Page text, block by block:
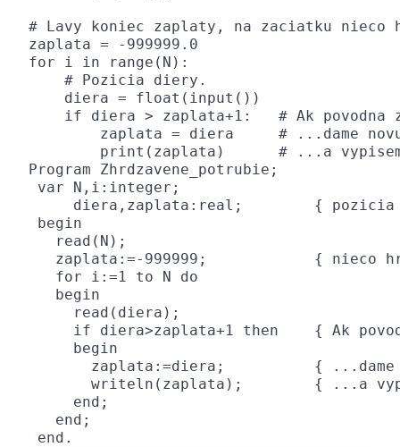
# Lavy koniec zaplaty, na zaciatku nieco
zaplata = -999999.0
for i in range(N):
    # Pozicia diery.
    diera = float(input())
if diera > zaplata+1:   # Ak povodna
zaplata = diera     # ...dame
print(zaplata)      # ...a
Program Zhrdzavene_potrubie;
var N,i:integer;
diera,zaplata:real;        {
begin
   read(N);
zaplata:=-999999;            { nieco
   for i:=1 to N do
   begin
     read(diera);
if diera>zaplata+1 then    { Ak
     begin
zaplata:=diera;          {
writeln(zaplata);        { ...a
     end;
   end;
end.